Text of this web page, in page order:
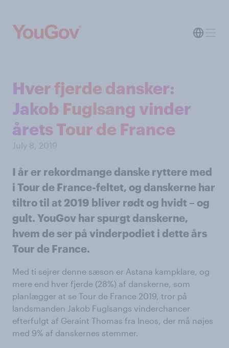
Hver fjerde dansker:
Jakob Fuglsang vinder
årets Tour de France
July 8, 2019
I år er rekordmange danske ryttere med
i Tour de France-feltet, og danskerne har
tiltro til at 2019 bliver rødt og hvidt – og
gult. YouGov har spurgt danskerne,
hvem de ser på vinderpodiet i dette års
Tour de France.
Med ti sejrer denne sæson er Astana kampklare, og
mere end hver fjerde (28%) af danskerne, som
planlægger at se Tour de France 2019, tror på
landsmanden Jakob Fuglsangs vinderchancer
efterfulgt af Geraint Thomas fra Ineos, der må nøjes
med 9% af danskernes stemmer.